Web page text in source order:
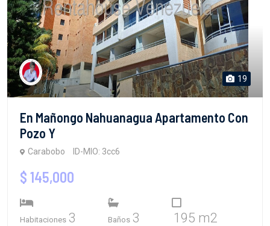
19
En Mañongo Nahuanagua Apartamento Con
Pozo Y
Carabobo ID-MIO: 3cc6
$ 145,000
Habitaciones 3 Baños 3 195 m2